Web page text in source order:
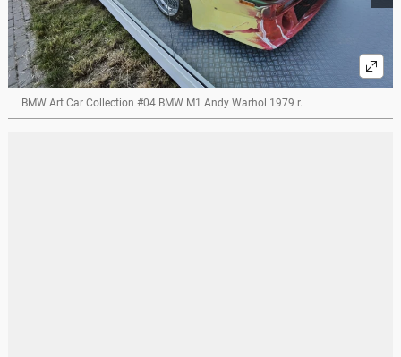
BMW Art Car Collection #04 BMW M1 Andy Warhol 1979 r.